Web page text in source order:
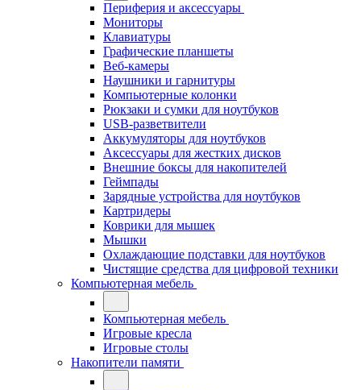
Периферия и аксессуары
Мониторы
Клавиатуры
Графические планшеты
Веб-камеры
Наушники и гарнитуры
Компьютерные колонки
Рюкзаки и сумки для ноутбуков
USB-разветвители
Аккумуляторы для ноутбуков
Аксессуары для жестких дисков
Внешние боксы для накопителей
Геймпады
Зарядные устройства для ноутбуков
Картридеры
Коврики для мышек
Мышки
Охлаждающие подставки для ноутбуков
Чистящие средства для цифровой техники
Компьютерная мебель
Компьютерная мебель
Игровые кресла
Игровые столы
Накопители памяти